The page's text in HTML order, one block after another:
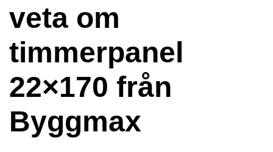
veta om
timmerpanel
22×170 från
Byggmax